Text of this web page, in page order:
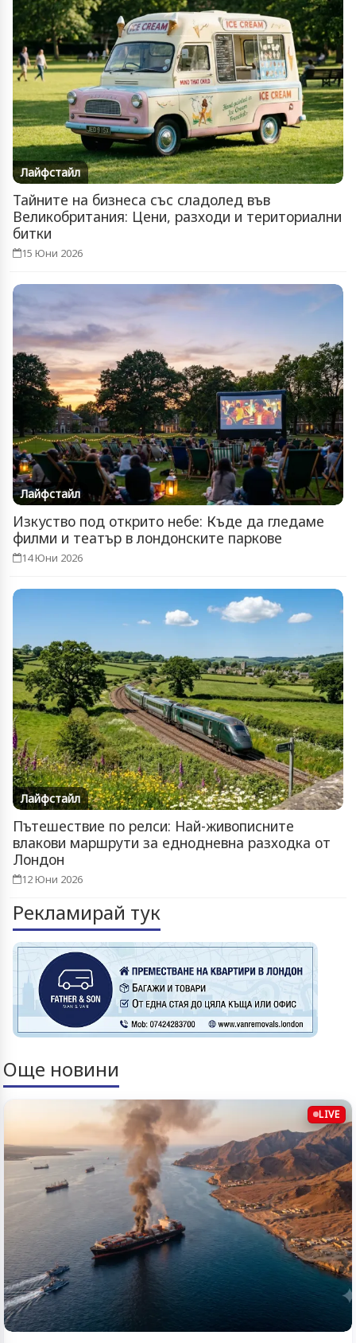
Лайфстайл
Тайните на бизнеса със сладолед във
Великобритания: Цени, разходи и териториални
битки
15 Юни 2026
Лайфстайл
Изкуство под открито небе: Къде да гледаме
филми и театър в лондонските паркове
14 Юни 2026
Лайфстайл
Пътешествие по релси: Най-живописните
влакови маршрути за еднодневна разходка от
Лондон
12 Юни 2026
Рекламирай тук
Още новини
LIVE